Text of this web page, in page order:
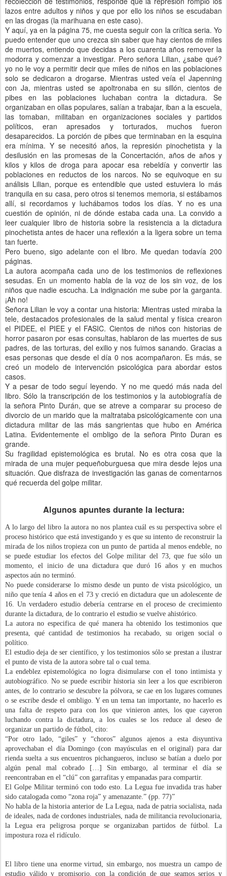
lazos entre adultos y niños y que por ello los niños se escudaban
en las drogas (la marihuana en este caso).
Y aquí, ya en la página 75, me cuesta seguir con la crítica seria. Yo
puedo entender que uno crezca sin saber que hay cientos de miles
de muertos, entiendo que decidas a los cuarenta años remover la
modorra y comenzar a investigar. Pero señora Lilian, ¿sabe qué?
yo no le voy a permitir decir que miles de niños en las poblaciones
solo se dedicaron a drogarse. Mientras usted veía el Japenning
con Ja, mientras usted se apoltronaba en su sillón, cientos de
pibes en las poblaciones luchaban contra la dictadura. Se
organizaban en ollas populares, salían a trabajar, iban a la escuela,
las tomaban, militaban en organizaciones sociales y partidos
políticos, eran apresados y torturados, muchos fueron
desaparecidos. La porción de pibes que terminaban en la esquina
era mínima. Y se necesitó años, la represión pinochetista y la
desilusión en las promesas de la Concertación, años de años y
kilos y kilos de droga para apocar esa rebeldía y convertir las
poblaciones en reductos de los narcos. No se equivoque en su
análisis Lilian, porque es entendible que usted estuviera lo más
tranquila en su casa, pero otros si tenemos memoria, si estábamos
allí, si recordamos y luchábamos todos los días. Y no es una
cuestión de opinión, ni de dónde estaba cada una. La convido a
leer cualquier libro de historia sobre la resistencia a la dictadura
pinochetista antes de hacer una reflexión a la ligera sobre un tema
tan fuerte.
Pero bueno, sigo adelante con el libro. Me quedan todavía 200
páginas.
La autora acompaña cada uno de los testimonios de reflexiones
sesudas. En un momento habla de la voz de los sin voz, de los
niños que nadie escucha. La indignación me sube por la garganta.
¡Ah no!
Señora Lilian le voy a contar una historia: Mientras usted miraba la
tele, destacados profesionales de la salud mental y física crearon
el PIDEE, el PIEE y el FASIC. Cientos de niños con historias de
horror pasaron por esas consultas, hablaron de las muertes de sus
padres, de las torturas, del exilio y nos fuimos sanando. Gracias a
esas personas que desde el día 0 nos acompañaron. Es más, se
creó un modelo de intervención psicológica para abordar estos
casos.
Y a pesar de todo seguí leyendo. Y no me quedó más nada del
libro. Sólo la transcripción de los testimonios y la autobiografía de
la señora Pinto Durán, que se atreve a comparar su proceso de
divorcio de un marido que la maltrataba psicológicamente con una
dictadura militar de las más sangrientas que hubo en América
Latina. Evidentemente el ombligo de la señora Pinto Duran es
grande.
Su fragilidad epistemológica es brutal. No es otra cosa que la
mirada de una mujer pequeñoburguesa que mira desde lejos una
situación. Que disfraza de investigación las ganas de comentarnos
qué recuerda del golpe militar.
Algunos apuntes durante la lectura:
A lo largo del libro la autora no nos plantea cuál es su perspectiva sobre el
proceso histórico que está investigando y es que su intento de reconstruir la
mirada de los niños tropieza con un punto de partida al menos endeble, no
se puede estudiar los efectos del Golpe militar del 73, que fue sólo un
momento, el inicio de una dictadura que duró 16 años y en muchos
aspectos aún no terminó.
No puede considerarse lo mismo desde un punto de vista psicológico, un
niño que tenía 4 años en el 73 y creció en dictadura que un adolescente de
16. Un verdadero estudio debería centrarse en el proceso de crecimiento
durante la dictadura, de lo contrario el estudio se vuelve ahistórico.
La autora no especifica de qué manera ha obtenido los testimonios que
presenta, qué cantidad de testimonios ha recabado, su origen social o
político.
El estudio deja de ser científico, y los testimonios sólo se prestan a ilustrar
el punto de vista de la autora sobre tal o cual tema.
La endeblez epistemológica no logra disimularse con el tono intimista y
autobiográfico. No se puede escribir historia sin leer a los que escribieron
antes, de lo contrario se descubre la pólvora, se cae en los lugares comunes
o se escribe desde el ombligo. Y en un tema tan importante, no hacerlo es
una falta de respeto para con los que vinieron antes, los que cayeron
luchando contra la dictadura, a los cuales se los reduce al deseo de
organizar un partido de fútbol, cito:
“Por otro lado, “giles” y “choros” algunos ajenos a esta disyuntiva
aprovechaban el día Domingo (con mayúsculas en el original) para dar
rienda suelta a sus encuentros pichangueros, incluso se batían a duelo por
algún penal mal cobrado […] Sin embargo, al terminar el día se
reencontraban en el “clú” con garrafitas y empanadas para compartir.
El Golpe Militar terminó con todo esto. La Legua fue invadida tras haber
sido catalogada como “zona roja” y amenazante.” (pp. 77)”
No habla de la historia anterior de La Legua, nada de patria socialista, nada
de ideales, nada de cordones industriales, nada de militancia revolucionaria,
la Legua era peligrosa porque se organizaban partidos de fútbol. La
impostura roza el ridículo.
El libro tiene una enorme virtud, sin embargo, nos muestra un campo de
estudio válido y promisorio, con la condición de que seamos serios y